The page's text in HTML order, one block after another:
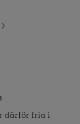
därför fria i